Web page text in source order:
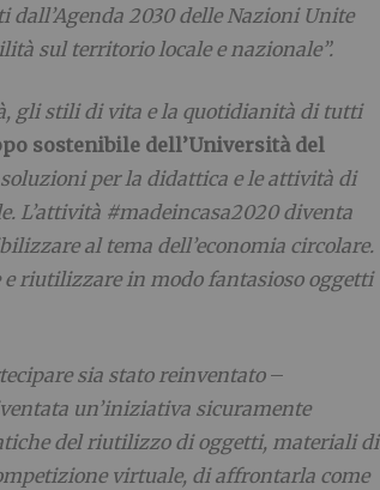
2030 delle Nazioni Unite
sul territorio locale e nazionale”.
gli stili di vita e la quotidianità di tutti
sostenibile dell’Università del
per la didattica e le attività di
L’attività #madeincasa2020 diventa
al tema dell’economia circolare.
riutilizzare in modo fantasioso oggetti
sia stato reinventato–
un’iniziativa sicuramente
del riutilizzo di oggetti, materiali di
virtuale, di affrontarla come